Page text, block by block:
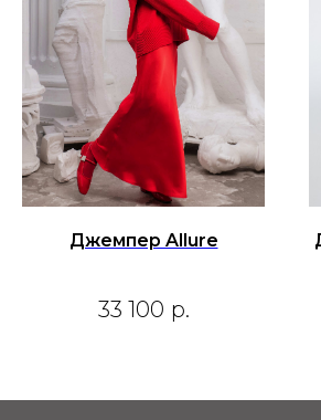
Джемпер Allure
33 100 р.